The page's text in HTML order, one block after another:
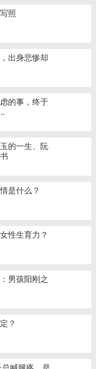
照
出身悲惨却
的事，终于
的一生、阮
是什么？
性生育力？
男孩阳刚之
？